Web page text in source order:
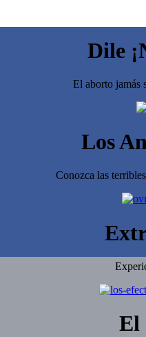
Dile
El aborto jamás
Los
Conozca las
El